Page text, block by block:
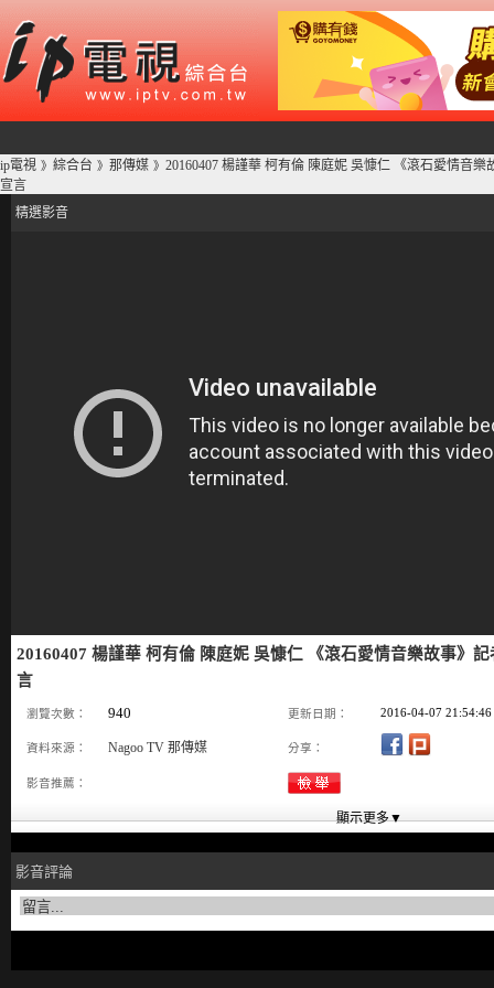
ip電視 》 綜合台 》 那傳媒 》 20160407 楊謹華 柯有倫 陳庭妮 吳慷仁 《滾石愛情音樂
宣言
精選影音
20160407 楊謹華 柯有倫 陳庭妮 吳慷仁 《滾石愛情音樂故事》
言
瀏覽次數： 940 更新日期： 2016-04-07 21:54:46
資料來源： Nagoo TV 那傳媒 分享：
影音推薦：
影音評論